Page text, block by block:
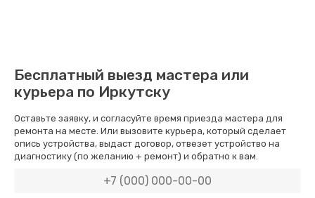
600 руб.
Замена или ремонт насоса
1600 руб.
Заказать
Бесплатный выезд мастера или
курьера по Иркутску
Оставьте заявку, и согласуйте время приезда мастера для
ремонта на месте. Или вызовите курьера, который сделает
опись устройства, выдаст договор, отвезет устройство на
диагностику (по желанию + ремонт) и обратно к вам.